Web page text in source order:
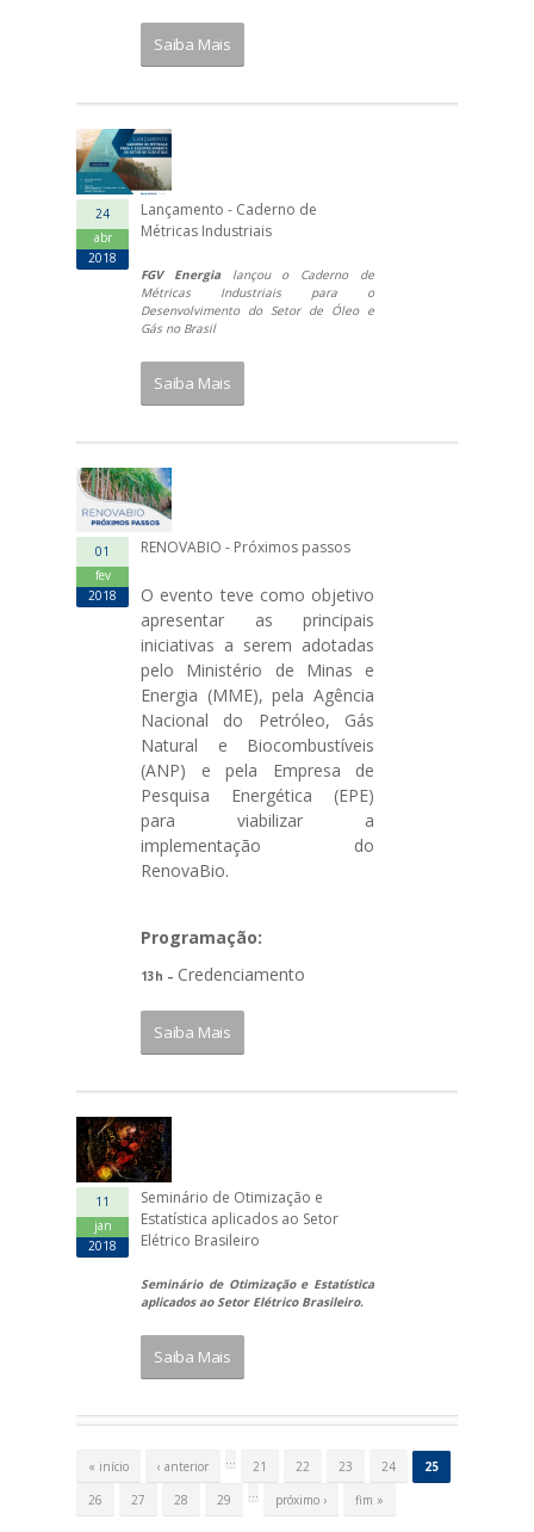
Saiba Mais
24
abr
2018
Lançamento - Caderno de
Métricas Industriais
FGV Energialançou o Caderno de
Métricas Industriais para o
Desenvolvimento do Setor de Óleo e
Gás no Brasil
Saiba Mais
01
fev
2018
RENOVABIO - Próximos passos
O evento teve como objetivo
apresentar as principais
iniciativas a serem adotadas
pelo Ministério de Minas e
Energia (MME), pela Agência
Nacional do Petróleo, Gás
Natural e Biocombustíveis
(ANP) e pela Empresa de
Pesquisa Energética (EPE)
para viabilizar a
implementação do
RenovaBio.
Programação:
13h – Credenciamento
Saiba Mais
11
jan
2018
Seminário de Otimização e
Estatística aplicados ao Setor
Elétrico Brasileiro
Seminário de Otimização e Estatística
aplicados ao Setor Elétrico Brasileiro.
Saiba Mais
« início ‹ anterior … 21 22 23 24
25
26
27 28 29 … próximo › fim »